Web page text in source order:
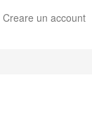
Creare un account